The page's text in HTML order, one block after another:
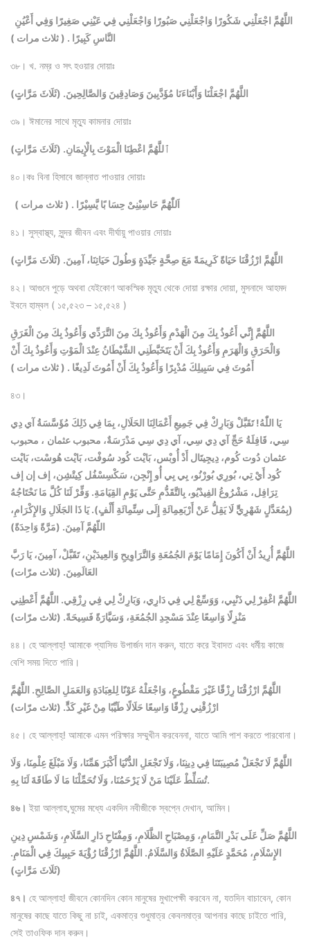
النَّاسِ كَبِيرًا . ( ثلاث مرات )
৩৮। খ. নম্র ও সৎ হওয়ার দোয়াঃ
اللَّهُمَّ اجْعَلْنَا وَأَبْنَاءَنَا مُؤَدَّبِينَ وَصَادِقِينَ وَالصَّالِحِينَ. (ثَلَاثَ مَرَّاتٍ)
৩৯। ঈমানের সাথে মৃত্যু কামনার দোয়াঃ
ٱللَّهُمَّ اعْطِنَا الْمَوْتَ بِالْإِيمَانِ. (ثَلَاثَ مَرَّاتٍ)
৪০।কঃ বিনা হিসাবে জান্নাত পাওয়ার দোয়াঃ
اَللّٰهُمَّ حَاسِبْنِىْ حِسَا بًا يَّسِيْرًا . ( ثلاث مرات )
৪১। সুস্বাস্থ্য, সুন্দর জীবন এবং দীর্ঘায়ু পাওয়ার দোয়াঃ
اللَّهُمَّ ارْزُقْنَا حَيَاةً كَرِيمَةً مَعَ صِحَّةٍ جَيِّدَةٍ وَطُولَ حَيَاتِنَا، آمِينَ. (ثَلَاثَ مَرَّاتٍ)
৪২। আগুনে পুড়ে অথবা যেইকোণ আকস্মিক মৃত্যু থেকে দোয়া রক্ষার দোয়া, মুসনাদে আহমদ
ইবনে হাম্বল ( ১৫,৫২৩ – ১৫,৫২৪ )
اللَّهُمَّ إِنِّي أَعُوذُ بِكَ مِنَ الْهَدْمِ وَأَعُوذُ بِكَ مِنَ التَّرَدِّي وَأَعُوذُ بِكَ مِنَ الْغَرَقِ
وَالْحَرَقِ وَالْهَرَمِ وَأَعُوذُ بِكَ أَنْ يَتَخَبَّطَنِي الشَّيْطَانُ عِنْدَ الْمَوْتِ وَأَعُوذُ بِكَ أَنْ
أَمُوتَ فِي سَبِيلِكَ مُدْبِرًا وَأَعُوذُ بِكَ أَنْ أَمُوتَ لَدِيغًا . ( ثلاث مرات )
৪৩।
يَا اللّٰهُ! تَقَبَّلْ وَبَارِكْ فِي جَمِيعِ أَعْمَالِنَا الحَلَالِ، بِمَا فِي ذَلِكَ مُؤَسَّسَةُ آي دِي
سِي، قَافِلَةُ حَجِّ آي دِي سِي، آي دِي سِي مَدْرَسَةٌ، محبوب عثمان ، محبوب
عثمان دُوت كُوم، دِيجِيتَال أَدْ أُوبْس، بَايْت كُود سُوفْت، بَايْت هُوسْت، بَايْت
كُود أَيْ تِي، بُورِي بُورْنُو، بِي بِي أُو إِنْجِن، سَكْسِسْفُل كِيتْشِن، إف إن إف
تِرَافِل، مَشْرُوعُ الفِيدْيُو، بِالتَّقَدُّمِ حَتَّى يَوْمِ القِيَامَةِ. وَفِّرْ لَنَا كُلَّ مَا نَحْتَاجُهُ
(بِمُعَدَّلٍ شَهْرِيٍّ لَا يَقِلُّ عَنْ أَرْبَعِمِائَةِ إِلَى سِتِّمِائَةِ أَلْفٍ). يَا ذَا الجَلَالِ وَالإِكْرَامِ،
اللّهُمَّ آمِينَ. (مَرَّةً وَاحِدَةً)
اللَّهُمَّ أُرِيدُ أَنْ أَكُونَ إِمَامًا يَوْمَ الجُمُعَةِ وَالتَّرَاوِيحِ وَالعِيدَيْنِ، تَقَبَّلْ، آمِينَ، يَا رَبَّ
العَالَمِينَ. (ثلاث مرّات)
اللَّهُمَّ اغْفِرْ لِي ذَنْبِي، وَوَسِّعْ لِي فِي دَارِي، وَبَارِكْ لِي فِي رِزْقِي. اللَّهُمَّ أَعْطِنِي
مَنْزِلًا وَاسِعًا عِنْدَ مَسْجِدِ الجُمُعَةِ، وَسَيَّارَةً فَسِيحَةً. (ثلاث مرّات)
৪৪। হে আল্লাহ্‌! আমাকে প্যাসিভ উপার্জন দান করুন, যাতে করে ইবাদত এবং ধর্মীয় কাজে
বেশি সময় দিতে পারি।
اللَّهُمَّ ارْزُقْنَا رِزْقًا غَيْرَ مَقْطُوعٍ، وَاجْعَلْهُ عَوْنًا لِلعِبَادَةِ وَالعَمَلِ الصَّالِحِ. اللَّهُمَّ
ارْزُقْنِي رِزْقًا وَاسِعًا حَلَالًا طَيِّبًا مِنْ غَيْرِ كَدٍّ. (ثلاث مرّات)
৪৫। হে আল্লাহ্‌! আমাকে এমন পরিক্ষার সম্মুখীন করবেননা, যাতে আমি পাশ করতে পারবোনা।
اللَّهُمَّ لَا تَجْعَلْ مُصِيبَتَنَا فِي دِينِنَا، وَلَا تَجْعَلِ الدُّنْيَا أَكْبَرَ هَمِّنَا، وَلَا مَبْلَغَ عِلْمِنَا، وَلَا
تُسَلِّطْ عَلَيْنَا مَنْ لَا يَرْحَمُنَا، وَلَا تُحَمِّلْنَا مَا لَا طَاقَةَ لَنَا بِهِ.
৪৬। ইয়া আল্লাহ,ঘুমের মধ্যে একদিন নবীজীকে স্বপ্নে দেখান, আমিন।
اللَّهُمَّ صَلِّ عَلَى بَدْرِ التَّمَامِ، وَمِصْبَاحِ الظَّلَامِ، وَمِفْتَاحِ دَارِ السَّلَامِ، وَشَمْسِ دِينِ
الإِسْلَامِ، مُحَمَّدٍ عَلَيْهِ الصَّلَاةُ وَالسَّلَامُ. اللَّهُمَّ ارْزُقْنَا رُؤْيَةَ حَبِيبِكَ فِي الْمَنَامِ.
(ثَلَاثَ مَرَّاتٍ)
৪৭। হে আল্লাহ! জীবনে কোনদিন কোন মানুষের মুখাপেক্ষী করবেন না, যতদিন বাচাবেন, কোন
মানুষের কাছে যাতে কিছু না চাই, একমাত্র শুধুমাত্র কেবলমাত্র আপনার কাছে চাইতে পারি,
সেই তাওফিক দান করুন।